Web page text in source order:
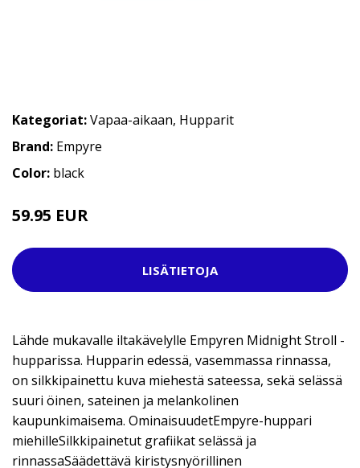
Kategoriat:Vapaa-aikaan, Hupparit
Brand: Empyre
Color: black
59.95 EUR
LISÄTIETOJA
Lähde mukavalle iltakävelylle Empyren Midnight Stroll -
hupparissa. Hupparin edessä, vasemmassa rinnassa,
on silkkipainettu kuva miehestä sateessa, sekä selässä
suuri öinen, sateinen ja melankolinen
kaupunkimaisema. OminaisuudetEmpyre-huppari
miehilleSilkkipainetut grafiikat selässä ja
rinnassaSäädettävä kiristysnyörillinen